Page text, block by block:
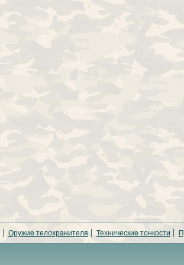
Оружие телохранителя Технические тонкости